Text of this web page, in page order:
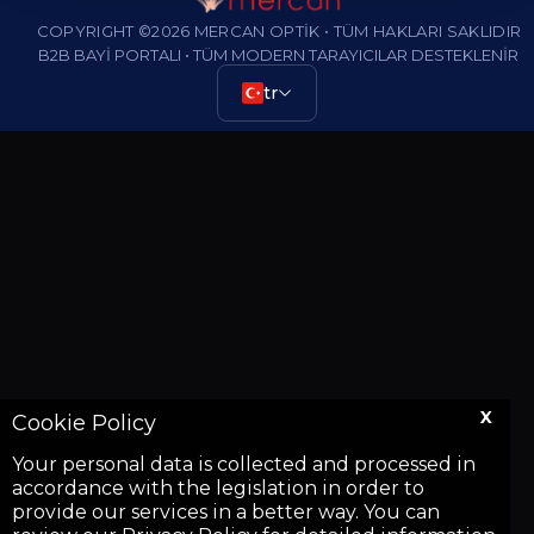
X
Cookie Policy
Your personal data is collected and processed in
accordance with the legislation in order to
provide our services in a better way. You can
COPYRIGHT ©2026 MERCAN OPTİK • TÜM HAKLARI SAKLIDIR
B2B BAYİ PORTALI • TÜM MODERN TARAYICILAR DESTEKLENİR
tr